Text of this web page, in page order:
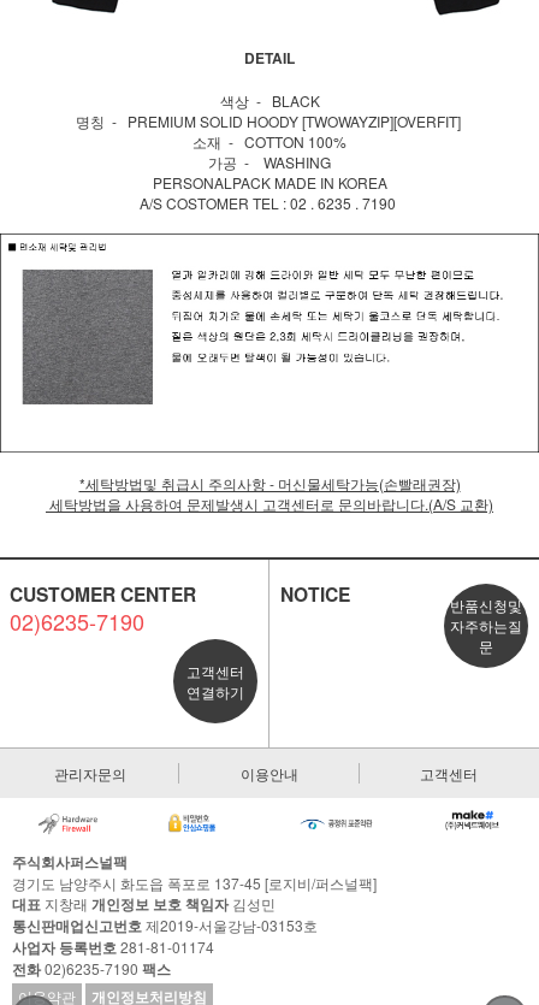
DETAIL
색상 - BLACK
명칭 - PREMIUM SOLID HOODY [TWOWAYZIP][OVERFIT]
소재 - COTTON 100%
가공 - WASHING
PERSONALPACK MADE IN KOREA
A/S COSTOMER TEL : 02 . 6235 . 7190
*세탁방법및 취급시 주의사항 - 머신물세탁가능(손빨래권장)
세탁방법을 사용하여 문제발생시 고객센터로 문의바랍니다.(A/S 교환)
CUSTOMER CENTER
02)6235-7190
고객센터
연결하기
NOTICE
반품신청및
자주하는질
문
관리자문의 이용안내 고객센터
주식회사퍼스널팩
경기도 남양주시 화도읍 폭포로 137-45 [로지비/퍼스널팩]
대표 지창래 개인정보 보호 책임자김성민
통신판매업신고번호제2019-서울강남-03153호
사업자 등록번호281-81-01174
전화02)6235-7190 팩스
이용약관 개인정보처리방침